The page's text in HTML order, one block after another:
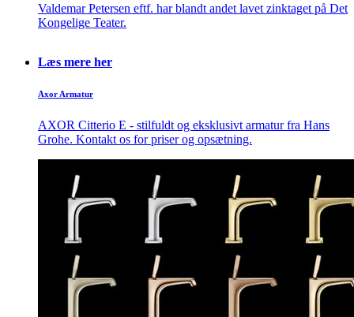
Valdemar Petersen eftf. har blandt andet lavet zinktaget på Det
Kongelige Teater.
Læs mere her
Axor Armatur
AXOR Citterio E - stilfuldt og eksklusivt armatur fra Hans
Grohe. Kontakt os for priser og opsætning.